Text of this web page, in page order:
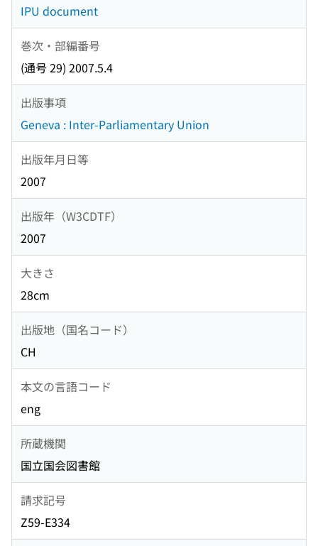
IPU document
巻次・部編番号
(通号 29) 2007.5.4
出版事項
Geneva : Inter-Parliamentary Union
出版年月日等
2007
出版年（W3CDTF）
2007
大きさ
28cm
出版地（国名コード）
CH
本文の言語コード
eng
所蔵機関
国立国会図書館
請求記号
Z59-E334